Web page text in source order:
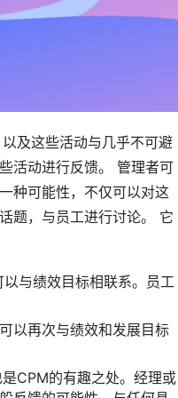
及这些活动与几乎不可避
活动进行反馈。 管理者可
种可能性，不仅可以对这
题，与员工进行讨论。 它
与绩效目标相联系。员工
以再次与绩效和发展目标
CPM的有趣之处。经理或